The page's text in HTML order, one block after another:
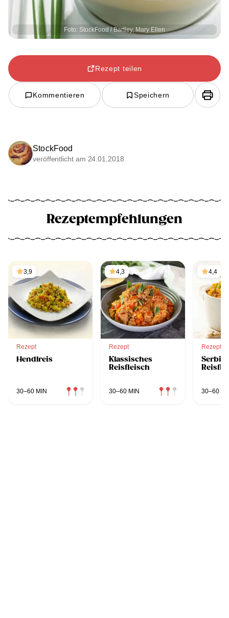
Foto: StockFood / Bartley, Mary Ellen
Rezept teilen
Kommentieren Speichern
StockFood
veröffentlicht am 24.01.2018
Rezeptempfehlungen
3,9
Rezept
Hendlreis
30–60 MIN
4,3
Rezept
Klassisches
Reisfleisch
30–60 MIN
4,4
Rezept
30–60